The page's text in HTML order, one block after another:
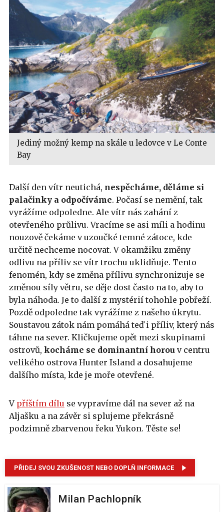
Jediný možný kemp na skále u ledovce v Le Conte
Bay
Další den vítr neutichá, nespěcháme, děláme si
palačinky a odpočíváme. Počasí se nemění, tak
vyrážíme odpoledne. Ale vítr nás zahání z
otevřeného průlivu. Vracíme se asi míli a hodinu
nouzově čekáme v uzoučké temné zátoce, kde
určitě nechceme nocovat. V okamžiku změny
odlivu na příliv se vítr trochu uklidňuje. Tento
fenomén, kdy se změna přílivu synchronizuje se
změnou síly větru, se děje dost často na to, aby to
byla náhoda. Je to další z mystérií tohohle pobřeží.
Pozdě odpoledne tak vyrážíme z našeho úkrytu.
Soustavou zátok nám pomáhá teď i příliv, který nás
táhne na sever. Kličkujeme opět mezi skupinami
ostrovů, kocháme se dominantní horou v centru
velikého ostrova Hunter Island a dosahujeme
dalšího místa, kde je moře otevřené.
V příštím dílu se vypravíme dál na sever až na
Aljašku a na závěr si splujeme překrásně
podzimně zbarvenou řeku Yukon. Těste se!
PŘIDEJ SVOU ZKUŠENOST NEBO DOPLŇ INFORMACE
Milan Pachlopník